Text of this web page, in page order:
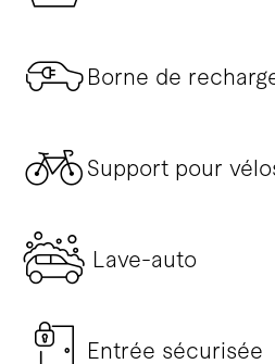
Borne de
Support pour
Lave-auto
Entrée sécurisée